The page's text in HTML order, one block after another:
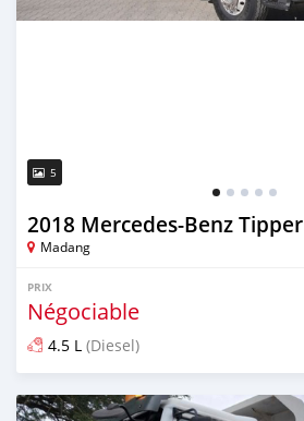
5
2018 Mercedes‒Benz Tipper
Madang
PRIX
Négociable
4.5 L (Diesel)
Publié il y a plus de 2 ans